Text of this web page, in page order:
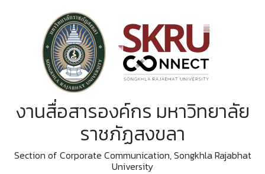
งานสื่อสารองค์กร มหาวิทยาลัย
ราชภัฏสงขลา
Section of Corporate Communication, Songkhla Rajabhat
University